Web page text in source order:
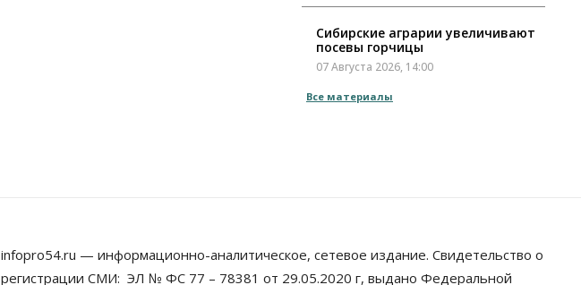
Сибирские аграрии увеличивают
посевы горчицы
07 Августа 2026, 14:00
Власть
«поставили машины на прикол»
07 Августа 2026, 13:00
Все материалы
infopro54.ru — информационно-аналитическое, сетевое издание. Свидетельство о
регистрации СМИ: ЭЛ № ФС 77 – 78381 от 29.05.2020 г, выдано Федеральной